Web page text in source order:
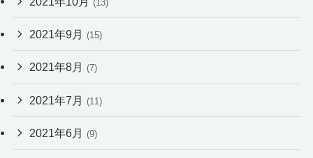
(13)
2021年9月 (15)
2021年8月 (7)
2021年7月 (11)
2021年6月 (9)